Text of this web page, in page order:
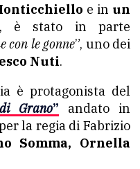
e in un
, è stato in parte
con le gonne”, uno dei
Nuti.
è protagonista del
Grano” andato in
la regia di Fabrizio
Somma, Ornella